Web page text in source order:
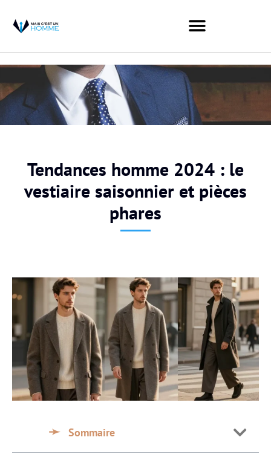
Tendances homme 2024 : le
vestiaire saisonnier et pièces
phares
Sommaire